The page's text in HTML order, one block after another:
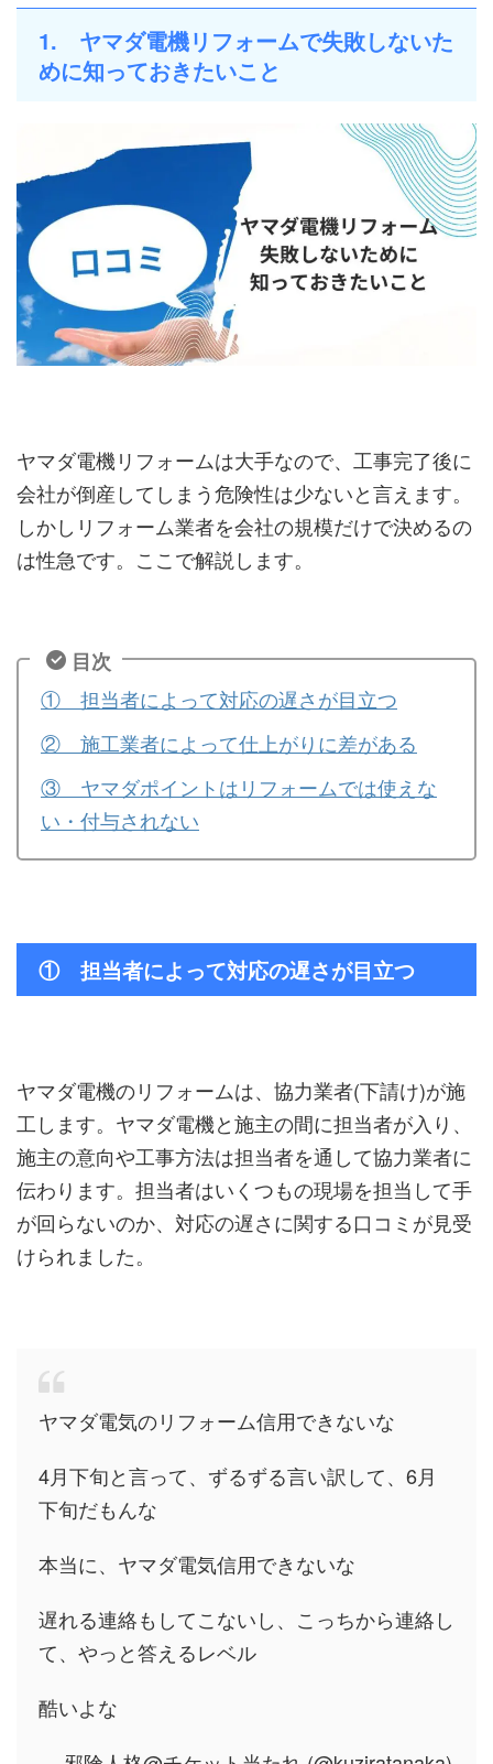
1. ヤマダ電機リフォームで失敗しないた
めに知っておきたいこと
ヤマダ電機リフォームは大手なので、工事完了後に
会社が倒産してしまう危険性は少ないと言えます。
しかしリフォーム業者を会社の規模だけで決めるの
は性急です。ここで解説します。
目次
① 担当者によって対応の遅さが目立つ
② 施工業者によって仕上がりに差がある
③ ヤマダポイントはリフォームでは使えな
い・付与されない
① 担当者によって対応の遅さが目立つ
ヤマダ電機のリフォームは、協力業者(下請け)が施
工します。ヤマダ電機と施主の間に担当者が入り、
施主の意向や工事方法は担当者を通して協力業者に
伝わります。担当者はいくつもの現場を担当して手
が回らないのか、対応の遅さに関する口コミが見受
けられました。
ヤマダ電気のリフォーム信用できないな
4月下旬と言って、ずるずる言い訳して、6月
下旬だもんな
本当に、ヤマダ電気信用できないな
遅れる連絡もしてこないし、こっちから連絡し
て、やっと答えるレベル
酷いよな